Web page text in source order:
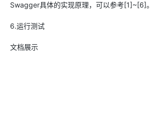
Swagger具体的实现原理，可以参考[1]~[6]。
6.运行测试
文档展示